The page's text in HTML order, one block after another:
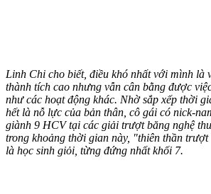
Linh Chi cho biết, điều khó nhất với mình là
thành tích cao nhưng vẫn cân bằng được
như các hoạt động khác. Nhờ sắp xếp thời
hết là nỗ lực của bản thân, cô gái có nick-
giành 9 HCV tại các giải trượt băng nghệ
trong khoảng thời gian này, "thiên thần
là học sinh giỏi, từng đứng nhất khối 7.